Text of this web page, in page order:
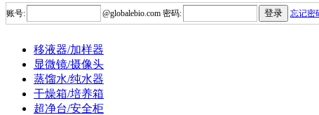
账号: @globalebio.com 密码: 忘记密
移液器/加样器
显微镜/摄像头
蒸馏水/纯水器
干燥箱/培养箱
超净台/安全柜